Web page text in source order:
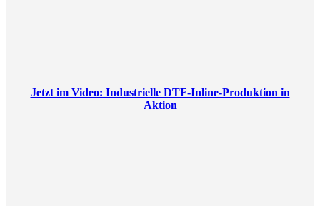
Jetzt im Video: Industrielle DTF-Inline-Produktion in
Aktion